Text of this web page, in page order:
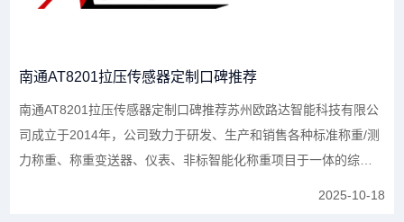
南通AT8201拉压传感器定制口碑推荐
南通AT8201拉压传感器定制口碑推荐苏州欧路达智能科技有限公
司成立于2014年，公司致力于研发、生产和销售各种标准称重/测
力称重、称重变送器、仪表、非标智能化称重项目于一体的综合
2025-10-18